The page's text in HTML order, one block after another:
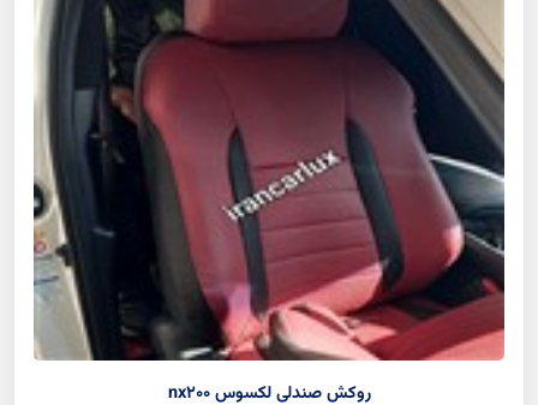
روکش صندلی لکسوس nx200